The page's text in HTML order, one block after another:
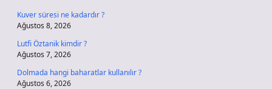
Kuver süresi ne kadardır ?
Ağustos 8, 2026
Lutfi Öztanik kimdir ?
Ağustos 7, 2026
Dolmada hangi baharatlar kullanılır ?
Ağustos 6, 2026